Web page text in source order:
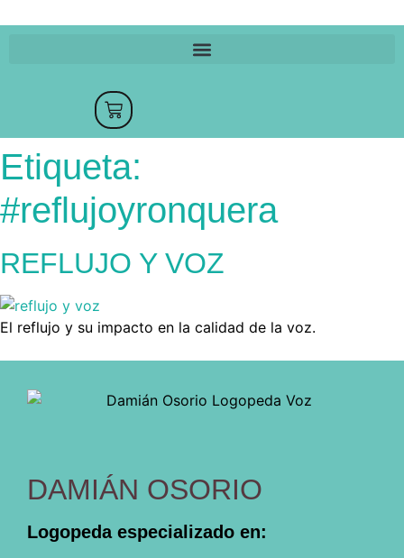
Etiqueta:
#reflujoyronquera
REFLUJO Y VOZ
El reflujo y su impacto en la calidad de la voz.
DAMIÁN OSORIO
Logopeda especializado en: